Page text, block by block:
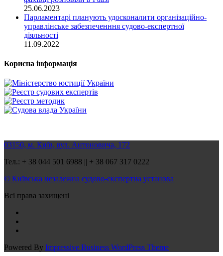
25.06.2023
Парламентарі планують удосконалити організаційно-
управлінське забезпеченння судово-експертної
діяльності
11.09.2022
Корисна інформація
03150, м. Київ, вул. Антоновича, 172
Тел.: + 38 044 501 6988 || + 38 067 317 0222
© Київська незалежна судово-експертна установа
Всі права захищені
Powered By Impressive Business WordPress Theme